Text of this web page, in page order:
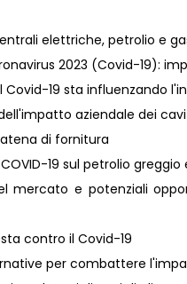
elettriche, petrolio e
2023 (Covid-19):
Covid-19 sta influenzando
dell'impatto aziendale dei
di fornitura
COVID-19 sul petrolio
mercato e potenziali
contro il Covid-19
per combattere